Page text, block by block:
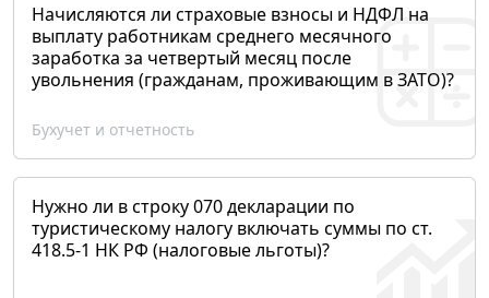
Начисляются ли страховые взносы и НДФЛ на
выплату работникам среднего месячного
заработка за четвертый месяц после
увольнения (гражданам, проживающим в ЗАТО)?
Бухучет и отчетность
Нужно ли в строку 070 декларации по
туристическому налогу включать суммы по ст.
418.5-1 НК РФ (налоговые льготы)?